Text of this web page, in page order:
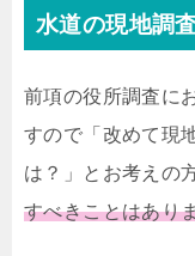
水道の現地調
前項の役所調査に
すので「改めて現
は？」とお考えの
すべきことはあり